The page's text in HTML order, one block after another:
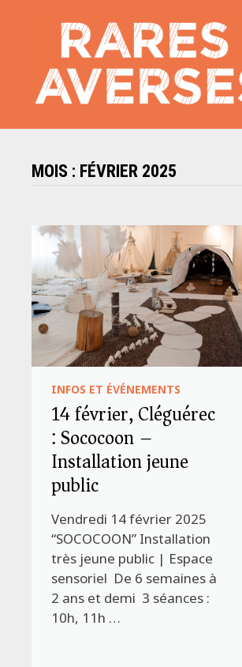
MOIS : FÉVRIER 2025
INFOS ET ÉVÉNEMENTS
14 février, Cléguérec
: Sococoon –
Installation jeune
public
Vendredi 14 février 2025
“SOCOCOON” Installation
très jeune public | Espace
sensoriel De 6 semaines à
2 ans et demi 3 séances :
10h, 11h …